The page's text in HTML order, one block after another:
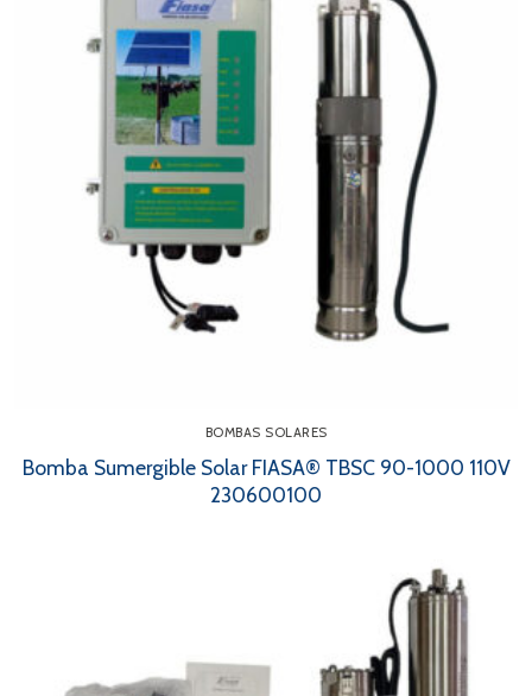
BOMBAS SOLARES
Bomba Sumergible Solar FIASA® TBSC 90-1000 110V
230600100